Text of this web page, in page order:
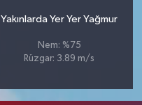
Yakınlarda Yer Yer Yağmur
Nem: %75
Rüzgar: 3.89 m/s